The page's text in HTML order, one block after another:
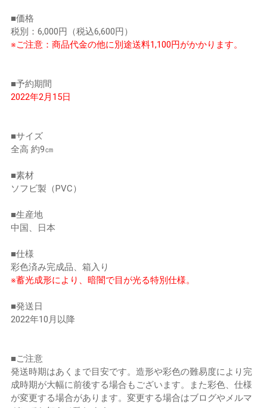
■価格
税別：6,000円（税込6,600円）
※ご注意：商品代金の他に別途送料1,100円がかかります。
■予約期間
2022年2月15日
■サイズ
全高 約9㎝
■素材
ソフビ製（PVC）
■生産地
中国、日本
■仕様
彩色済み完成品、箱入り
※蓄光成形により、暗闇で目が光る特別仕様。
■発送日
2022年10月以降
■ご注意
発送時期はあくまで目安です。造形や彩色の難易度により完
成時期が大幅に前後する場合もございます。また彩色、仕様
が変更する場合があります。変更する場合はブログやメルマ